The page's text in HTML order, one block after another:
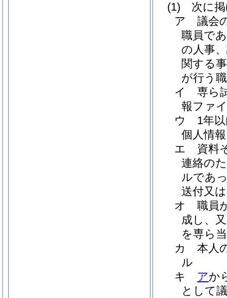
(1)
次に
ア
議会
職員で
の人事
関する
が行う
イ
専ら
報ファ
ウ
1年
個人情
エ
資料
連絡の
ルであ
送付又
オ
職員
成し、
を専ら
カ
本人
ル
キ
アか
として